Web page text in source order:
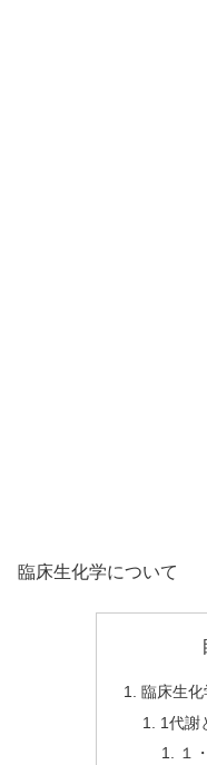
臨床生化学について
臨床生化
1代謝
１